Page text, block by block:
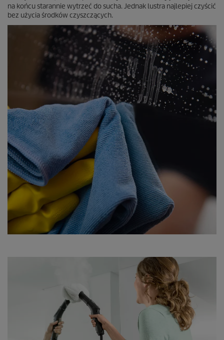
na końcu starannie wytrzeć do sucha. Jednak lustra najlepiej czyścić
bez użycia środków czyszczących.